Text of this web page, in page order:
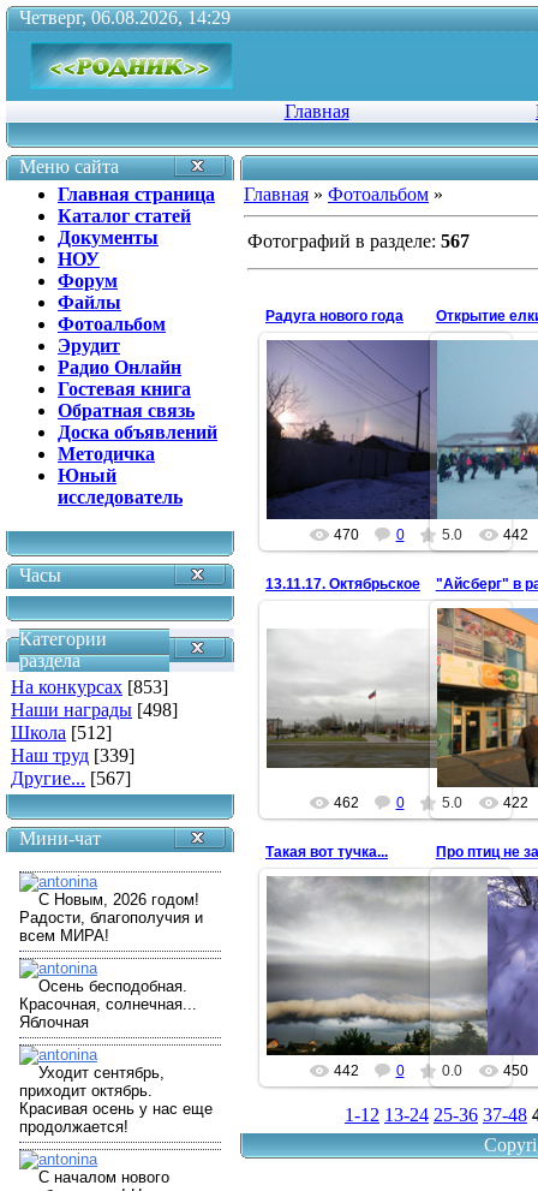
Четверг, 06.08.2026, 14:29
Главная
Меню сайта
Главная страница
Каталог статей
Документы
НОУ
Форум
Файлы
Фотоальбом
Эрудит
Радио Онлайн
Гостевая книга
Обратная связь
Доска объявлений
Методичка
Юный
исследователь
Часы
Категории
раздела
На конкурсах [853]
Наши награды [498]
Школа [512]
Наш труд [339]
Другие... [567]
Мини-чат
Главная » Фотоальбом »
Фотографий в разделе: 567
Радуга нового года
02.01.2018
2 января 2018 года
antonina
470 0 5.0
Открытие
442
13.11.17. Октябрьское
Аллея Славы
antonina
462 0 5.0
"Айсберг" в
422
Такая вот тучка...
04.06.2017
2 июня 2017, Октябрьское. Фото
Анастасии Разгулиной.
Движется с юга на север на
восточной части небосклона.
antonina
442 0 0.0
Про птиц не
450
1-12 13-24 25-36 37-48